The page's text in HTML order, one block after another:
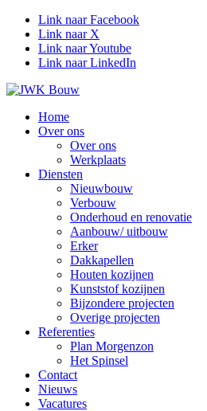
Link naar Facebook
Link naar X
Link naar Youtube
Link naar LinkedIn
Home
Over ons
Over ons
Werkplaats
Diensten
Nieuwbouw
Verbouw
Onderhoud en renovatie
Aanbouw/ uitbouw
Erker
Dakkapellen
Houten kozijnen
Kunststof kozijnen
Bijzondere projecten
Overige projecten
Referenties
Plan Morgenzon
Het Spinsel
Contact
Nieuws
Vacatures